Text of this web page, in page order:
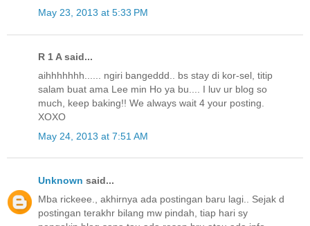
May 23, 2013 at 5:33 PM
R 1 A said...
aihhhhhhh...... ngiri bangeddd.. bs stay di kor-sel, titip
salam buat ama Lee min Ho ya bu.... I luv ur blog so
much, keep baking!! We always wait 4 your posting.
XOXO
May 24, 2013 at 7:51 AM
Unknown said...
Mba rickeee., akhirnya ada postingan baru lagi.. Sejak d
postingan terakhr bilang mw pindah, tiap hari sy